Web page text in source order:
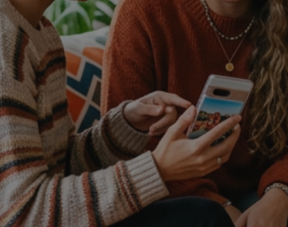
WhatsApp
soporte@tucanpay.com
a la lista de espera